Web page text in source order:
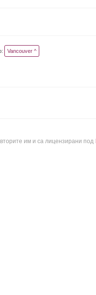
Vancouver ^
им и са лицензирани под